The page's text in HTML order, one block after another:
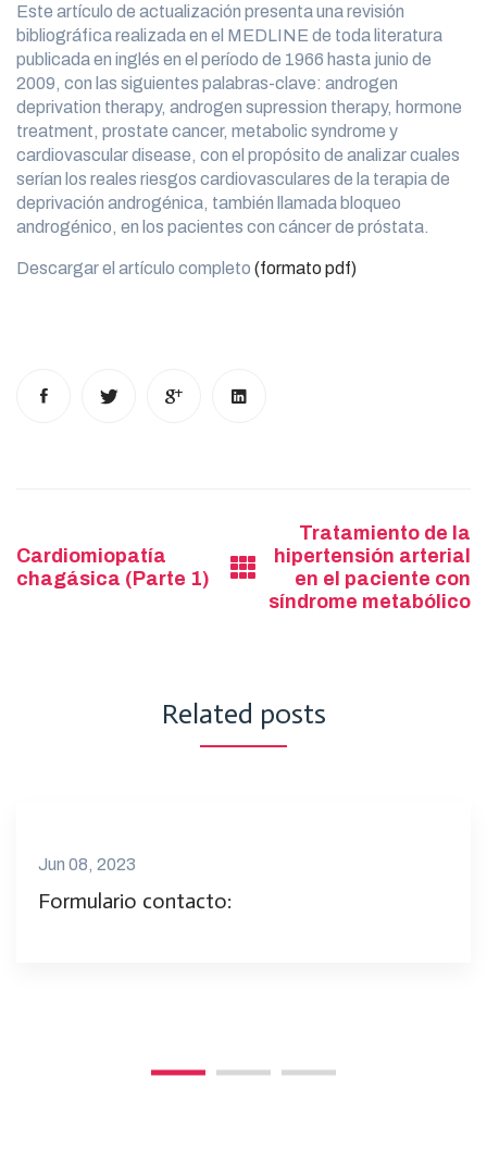
Este artículo de actualización presenta una revisión
bibliográfica realizada en el MEDLINE de toda literatura
publicada en inglés en el período de 1966 hasta junio de
2009, con las siguientes palabras-clave: androgen
deprivation therapy, androgen supression therapy, hormone
treatment, prostate cancer, metabolic syndrome y
cardiovascular disease, con el propósito de analizar cuales
serían los reales riesgos cardiovasculares de la terapia de
deprivación androgénica, también llamada bloqueo
androgénico, en los pacientes con cáncer de próstata.
Descargar el artículo completo (formato pdf)
navigation
Cardiomiopatía
chagásica (Parte 1)
Tratamiento de la
hipertensión arterial
en el paciente con
síndrome metabólico
Related posts
Jun 08, 2023
Formulario contacto: